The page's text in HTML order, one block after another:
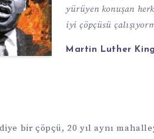
yürüyen konuşan
iyi çöpçüsü
Martin Luther King
bir çöpçü, 20 yıl aynı